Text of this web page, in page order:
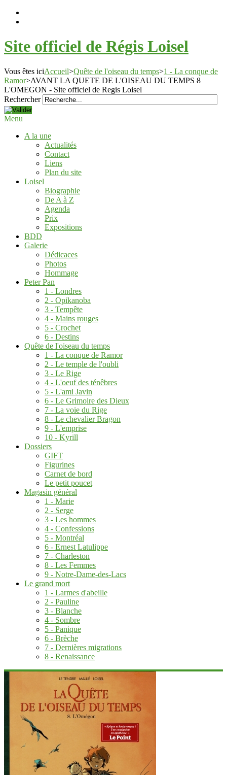
Site officiel de Régis Loisel
Vous êtes iciAccueil>Quête de l'oiseau du temps>1 - La conque de
Ramor>AVANT LA QUETE DE L'OISEAU DU TEMPS 8
L'OMEGON - Site officiel de Regis Loisel
Rechercher
Menu
A la une
Actualités
Contact
Liens
Plan du site
Loisel
Biographie
De A à Z
Agenda
Prix
Expositions
BDD
Galerie
Dédicaces
Photos
Hommage
Peter Pan
1 - Londres
2 - Opikanoba
3 - Tempête
4 - Mains rouges
5 - Crochet
6 - Destins
Quête de l'oiseau du temps
1 - La conque de Ramor
2 - Le temple de l'oubli
3 - Le Rige
4 - L'oeuf des ténêbres
5 - L'ami Javin
6 - Le Grimoire des Dieux
7 - La voie du Rige
8 - Le chevalier Bragon
9 - L'emprise
10 - Kyrill
Dossiers
GIFT
Figurines
Carnet de bord
Le petit poucet
Magasin général
1 - Marie
2 - Serge
3 - Les hommes
4 - Confessions
5 - Montréal
6 - Ernest Latulippe
7 - Charleston
8 - Les Femmes
9 - Notre-Dame-des-Lacs
Le grand mort
1 - Larmes d'abeille
2 - Pauline
3 - Blanche
4 - Sombre
5 - Panique
6 - Brèche
7 - Dernières migrations
8 - Renaissance